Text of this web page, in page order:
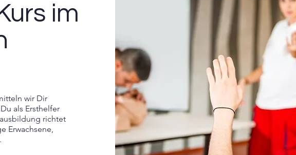
im
wir Dir
als Ersthelfer
richtet
Erwachsene,